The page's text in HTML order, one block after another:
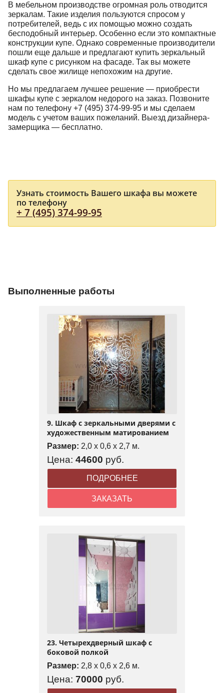
В мебельном производстве огромная роль отводится
зеркалам. Такие изделия пользуются спросом у
потребителей, ведь с их помощью можно создать
бесподобный интерьер. Особенно если это компактные
конструкции купе. Однако современные производители
пошли еще дальше и предлагают купить зеркальный
шкаф купе с рисунком на фасаде. Так вы можете
сделать свое жилище непохожим на другие.
Но мы предлагаем лучшее решение — приобрести
шкафы купе с зеркалом недорого на заказ. Позвоните
нам по телефону +7 (495) 374-99-95 и мы сделаем
модель с учетом ваших пожеланий. Выезд дизайнера-
замерщика — бесплатно.
Узнать стоимость Вашего шкафа вы можете
по телефону
+ 7 (495) 374-99-95
Выполненные работы
9. Шкаф с зеркальными дверями с
художественным матированием
Размер: 2,0 x 0,6 x 2,7 м.
Цена: 44600 руб.
ПОДРОБНЕЕ
ЗАКАЗАТЬ
23. Четырехдверный шкаф с
боковой полкой
Размер: 2,8 x 0,6 x 2,6 м.
Цена: 70000 руб.